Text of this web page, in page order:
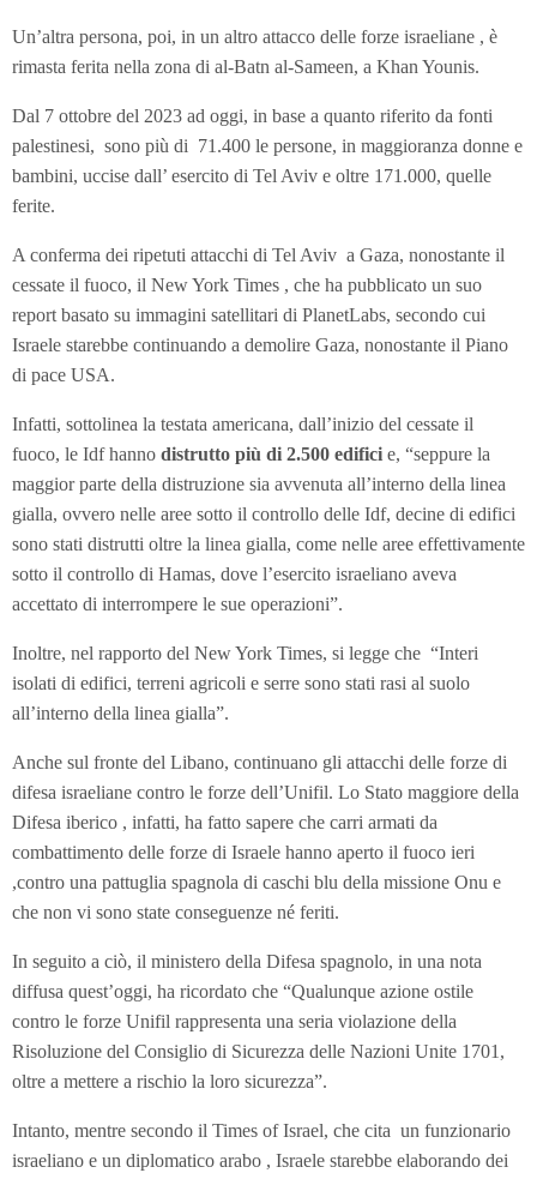
Un’altra persona, poi, in un altro attacco delle forze israeliane , è
rimasta ferita nella zona di al-Batn al-Sameen, a Khan Younis.
Dal 7 ottobre del 2023 ad oggi, in base a quanto riferito da fonti
palestinesi, sono più di 71.400 le persone, in maggioranza donne e
bambini, uccise dall’ esercito di Tel Aviv e oltre 171.000, quelle
ferite.
A conferma dei ripetuti attacchi di Tel Aviv a Gaza, nonostante il
cessate il fuoco, il New York Times , che ha pubblicato un suo
report basato su immagini satellitari di PlanetLabs, secondo cui
Israele starebbe continuando a demolire Gaza, nonostante il Piano
di pace USA.
Infatti, sottolinea la testata americana, dall’inizio del cessate il
fuoco, le Idf hanno distrutto più di 2.500 edifici e, “seppure la
maggior parte della distruzione sia avvenuta all’interno della linea
gialla, ovvero nelle aree sotto il controllo delle Idf, decine di edifici
sono stati distrutti oltre la linea gialla, come nelle aree effettivamente
sotto il controllo di Hamas, dove l’esercito israeliano aveva
accettato di interrompere le sue operazioni”.
Inoltre, nel rapporto del New York Times, si legge che “Interi
isolati di edifici, terreni agricoli e serre sono stati rasi al suolo
all’interno della linea gialla”.
Anche sul fronte del Libano, continuano gli attacchi delle forze di
difesa israeliane contro le forze dell’Unifil. Lo Stato maggiore della
Difesa iberico , infatti, ha fatto sapere che carri armati da
combattimento delle forze di Israele hanno aperto il fuoco ieri
,contro una pattuglia spagnola di caschi blu della missione Onu e
che non vi sono state conseguenze né feriti.
In seguito a ciò, il ministero della Difesa spagnolo, in una nota
diffusa quest’oggi, ha ricordato che “Qualunque azione ostile
contro le forze Unifil rappresenta una seria violazione della
Risoluzione del Consiglio di Sicurezza delle Nazioni Unite 1701,
oltre a mettere a rischio la loro sicurezza”.
Intanto, mentre secondo il Times of Israel, che cita un funzionario
israeliano e un diplomatico arabo , Israele starebbe elaborando dei